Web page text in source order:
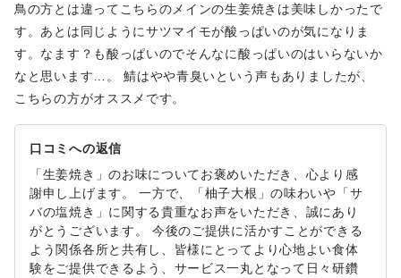
鳥の方とは違ってこちらのメインの生姜焼きは美味しかったで
す。あとは同じようにサツマイモが酸っぱいのが気になりま
す。なます？も酸っぱいのでそんなに酸っぱいのはいらないか
なと思います…。 鯖はやや青臭いという声もありましたが、
こちらの方がオススメです。
口コミへの返信
「生姜焼き」のお味についてお褒めいただき、心より感
謝申し上げます。 一方で、「柚子大根」の味わいや「サ
バの塩焼き」に関する貴重なお声をいただき、誠にあり
がとうございます。 今後のご提供に活かすことができる
よう関係各所と共有し、皆様にとってより心地よい食体
験をご提供できるよう、サービス一丸となって日々研鑽